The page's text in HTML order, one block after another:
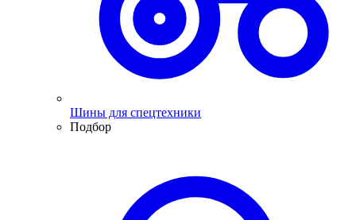
Шины для спецтехники
Подбор